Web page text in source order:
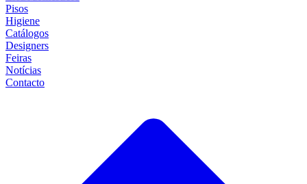
Pisos
Higiene
Catálogos
Designers
Feiras
Notícias
Contacto